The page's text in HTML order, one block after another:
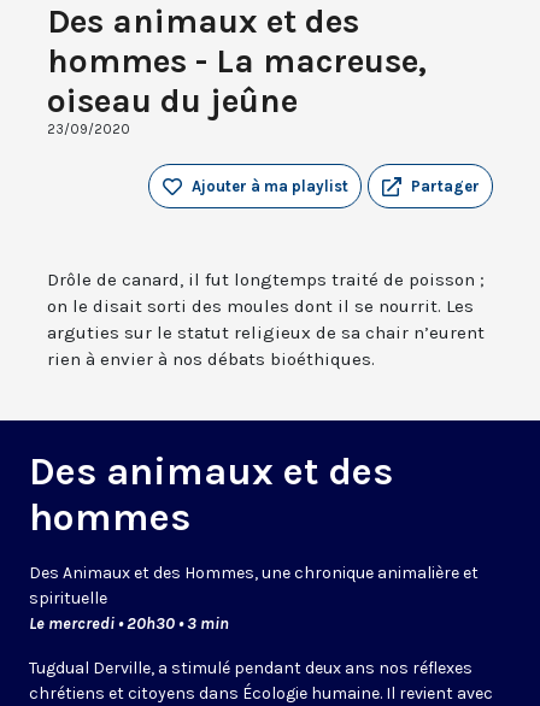
Des animaux et des
hommes - La macreuse,
oiseau du jeûne
23/09/2020
Partager
Ajouter à ma playlist
Drôle de canard, il fut longtemps traité de poisson ;
on le disait sorti des moules dont il se nourrit. Les
arguties sur le statut religieux de sa chair n’eurent
rien à envier à nos débats bioéthiques.
Des animaux et des
hommes
Des Animaux et des Hommes, une chronique animalière et
spirituelle
Le mercredi • 20h30 • 3 min
Tugdual Derville, a stimulé pendant deux ans nos réflexes
chrétiens et citoyens dans Écologie humaine. Il revient avec